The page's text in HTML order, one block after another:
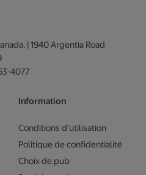
| 1940 Argentia Road
4077
Information
Conditions d’utilisation
Politique de confidentialité
Choix de pub